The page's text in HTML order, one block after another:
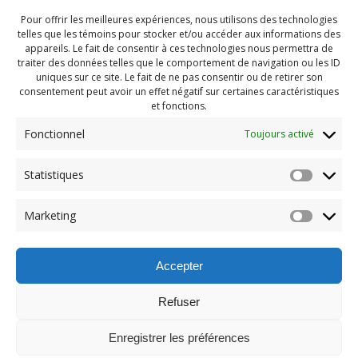
Pour offrir les meilleures expériences, nous utilisons des technologies
telles que les témoins pour stocker et/ou accéder aux informations des
appareils. Le fait de consentir à ces technologies nous permettra de
traiter des données telles que le comportement de navigation ou les ID
uniques sur ce site. Le fait de ne pas consentir ou de retirer son
consentement peut avoir un effet négatif sur certaines caractéristiques
et fonctions.
Fonctionnel Toujours activé
Statistiques
Marketing
Accepter
Refuser
Enregistrer les préférences
Navigation
de
l'article
Previous
PDG Aout 2025 (50)
© 2026 Maison des Jeunes de Boucherville.